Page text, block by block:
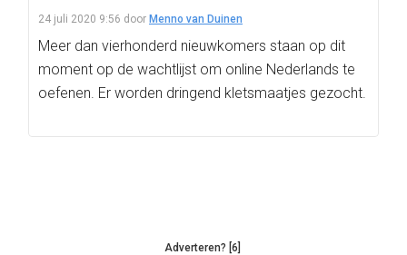
24 juli 2020 9:56 door Menno van Duinen
Meer dan vierhonderd nieuwkomers staan op dit
moment op de wachtlijst om online Nederlands te
oefenen. Er worden dringend kletsmaatjes gezocht.
Adverteren? [6]